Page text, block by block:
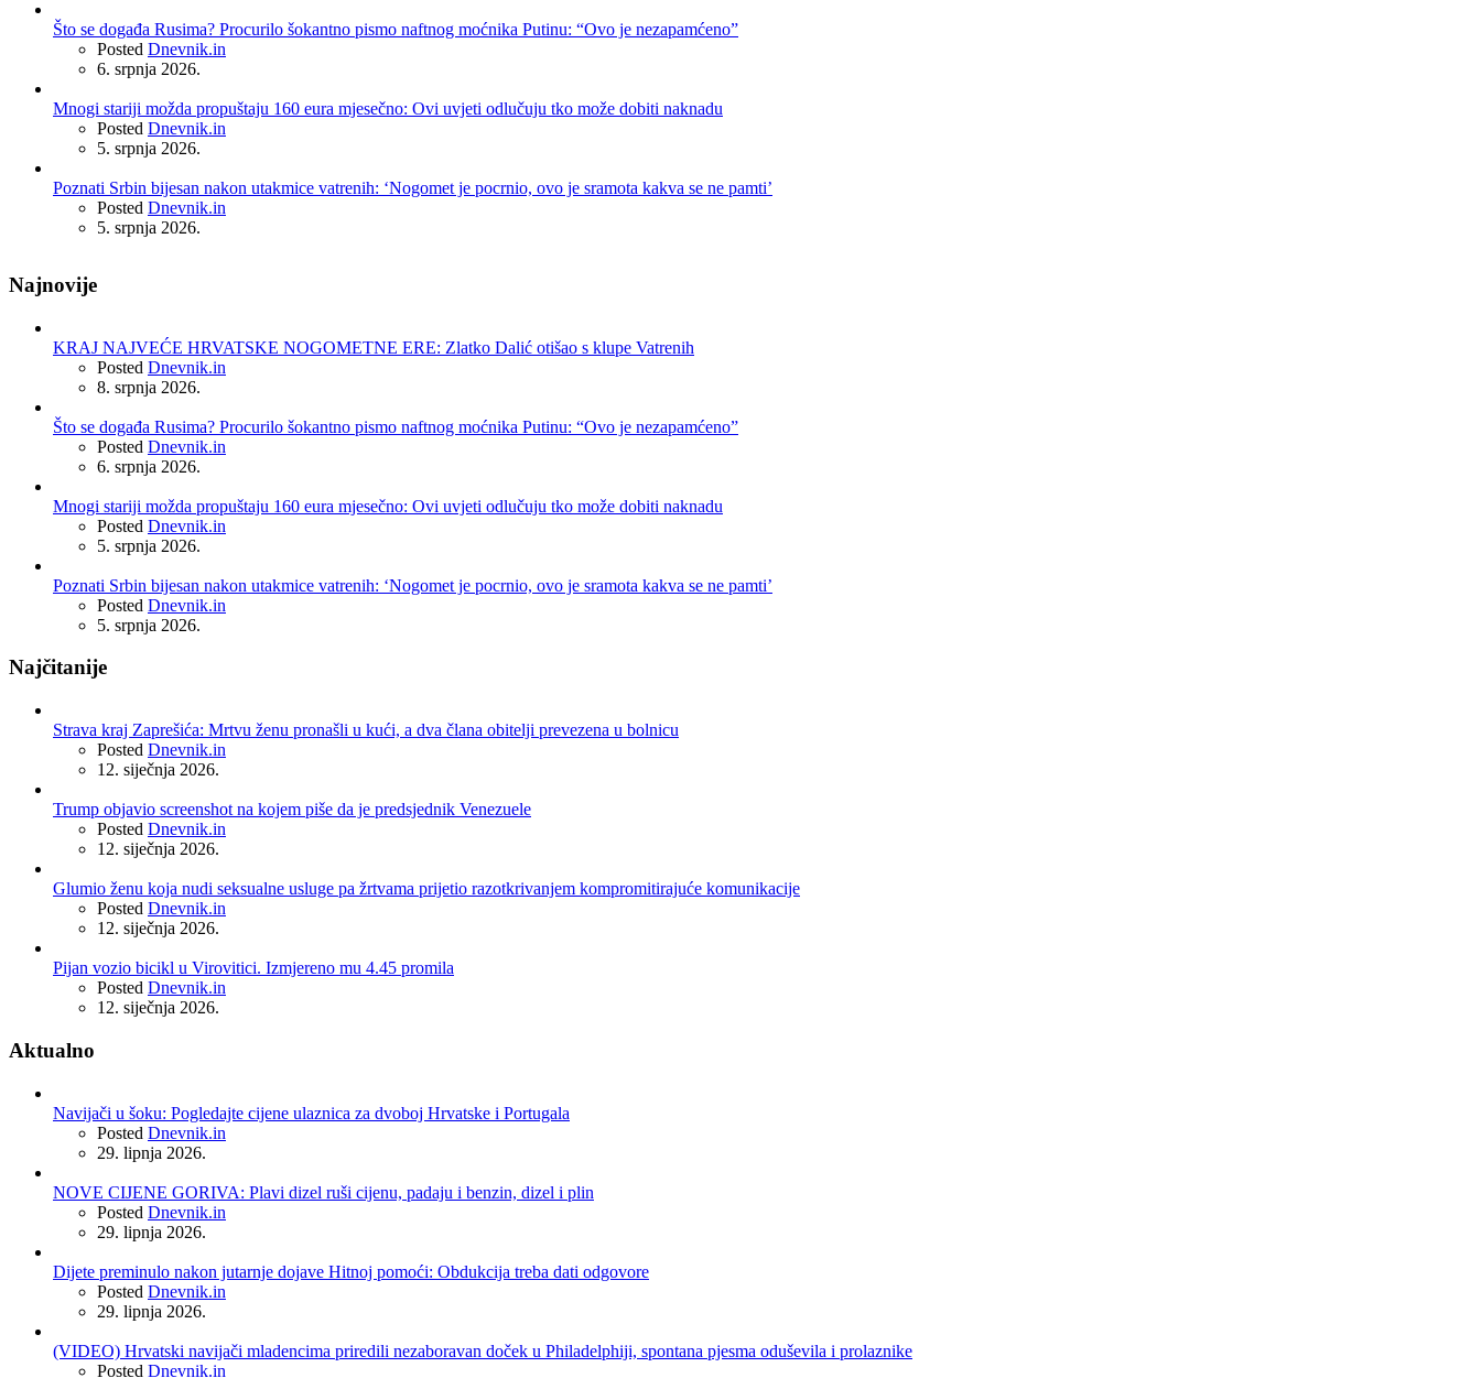
Što se događa Rusima? Procurilo šokantno pismo naftnog moćnika Putinu: “Ovo je nezapamćeno”
Posted Dnevnik.in
6. srpnja 2026.
Mnogi stariji možda propuštaju 160 eura mjesečno: Ovi uvjeti odlučuju tko može dobiti naknadu
Posted Dnevnik.in
5. srpnja 2026.
Poznati Srbin bijesan nakon utakmice vatrenih: ‘Nogomet je pocrnio, ovo je sramota kakva se ne pamti’
Posted Dnevnik.in
5. srpnja 2026.
Najnovije
KRAJ NAJVEĆE HRVATSKE NOGOMETNE ERE: Zlatko Dalić otišao s klupe Vatrenih
Posted Dnevnik.in
8. srpnja 2026.
Što se događa Rusima? Procurilo šokantno pismo naftnog moćnika Putinu: “Ovo je nezapamćeno”
Posted Dnevnik.in
6. srpnja 2026.
Mnogi stariji možda propuštaju 160 eura mjesečno: Ovi uvjeti odlučuju tko može dobiti naknadu
Posted Dnevnik.in
5. srpnja 2026.
Poznati Srbin bijesan nakon utakmice vatrenih: ‘Nogomet je pocrnio, ovo je sramota kakva se ne pamti’
Posted Dnevnik.in
5. srpnja 2026.
Najčitanije
Strava kraj Zaprešića: Mrtvu ženu pronašli u kući, a dva člana obitelji prevezena u bolnicu
Posted Dnevnik.in
12. siječnja 2026.
Trump objavio screenshot na kojem piše da je predsjednik Venezuele
Posted Dnevnik.in
12. siječnja 2026.
Glumio ženu koja nudi seksualne usluge pa žrtvama prijetio razotkrivanjem kompromitirajuće komunikacije
Posted Dnevnik.in
12. siječnja 2026.
Pijan vozio bicikl u Virovitici. Izmjereno mu 4.45 promila
Posted Dnevnik.in
12. siječnja 2026.
Aktualno
Navijači u šoku: Pogledajte cijene ulaznica za dvoboj Hrvatske i Portugala
Posted Dnevnik.in
29. lipnja 2026.
NOVE CIJENE GORIVA: Plavi dizel ruši cijenu, padaju i benzin, dizel i plin
Posted Dnevnik.in
29. lipnja 2026.
Dijete preminulo nakon jutarnje dojave Hitnoj pomoći: Obdukcija treba dati odgovore
Posted Dnevnik.in
29. lipnja 2026.
(VIDEO) Hrvatski navijači mladencima priredili nezaboravan doček u Philadelphiji, spontana pjesma oduševila i prolaznike
Posted Dnevnik.in